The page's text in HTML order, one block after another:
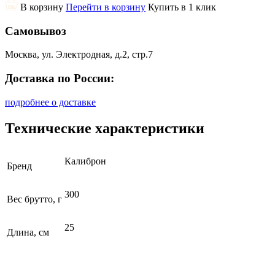
В корзину Перейти в корзину Купить в 1 клик
Самовывоз
Москва, ул. Электродная, д.2, стр.7
Доставка по России:
подробнее о доставке
Технические характеристики
Бренд Калиброн
Вес брутто, г 300
Длина, см 25